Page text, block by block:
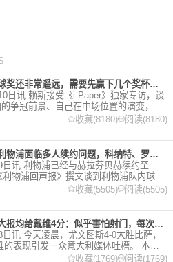
2赖斯：金球奖还非常遥远，需要先赢下几个奖杯，专注当下好好踢球
日讯 赖斯接受《i Paper》独家专访，谈
争冠前景、自己在中场位置的演变，以
名金球奖的看法。 任意球 赖斯：“我们
长的技能——这背后付出了巨大努力
收藏(8180) 阅读(8180)
2回声报：利物浦面临多人续约问题，科纳特、罗伯逊合同今夏到期
日讯 利物浦已经与赫拉芬贝赫续约至
物浦回声报》撰文谈到利物浦队内球员
文章表示，利物浦多位球员面临合同问
物浦来说，科纳特的合同将在本赛季末到
收藏(5505) 阅读(5505)
2意大利三大报均给戴维4分：似乎害怕射门，每次触球球迷都叹息
讯 今天凌晨，尤文图斯4-0大胜比萨，
的表现引发一众意大利媒体吐槽。 本场
场就被换下，赛后，《米兰体育报》、
收藏(1769) 阅读(1769)